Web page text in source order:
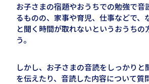
お子さまの宿題やおうちでの勉強で音
るものの、家事や育児、仕事などで、
と聞く時間が取れないというおうちの
う。
しかし、お子さまの音読をしっかりと
を伝えたり、音読した内容について質